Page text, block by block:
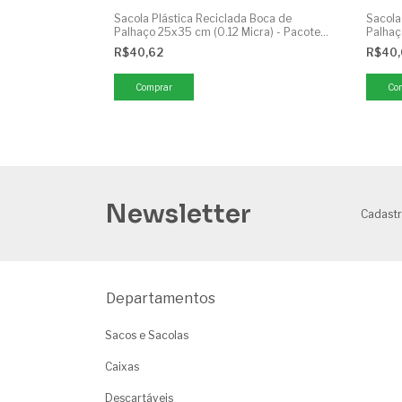
Sacola Plástica Reciclada Boca de
Palhaço 25x35 cm (0.12 Micra) - Pacote
1kg
R$40,62
Comprar
1kg
Newsletter
Departamentos
Sacos e Sacolas
Caixas
Descartáveis